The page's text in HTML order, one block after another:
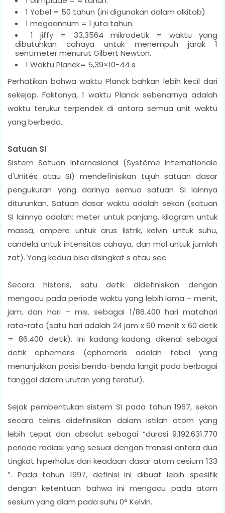
1 Yobel = 50 tahun (ini digunakan dalam alkitab)
1 megaannum = 1 juta tahun.
1 jiffy = 33,3564 mikrodetik = waktu yang
dibutuhkan cahaya untuk menempuh jarak 1
sentimeter menurut Gilbert Newton.
1 Waktu Planck= 5,39×10-44 s
Perhatikan bahwa waktu Planck bahkan lebih kecil dari
sekejap. Faktanya, 1 waktu Planck sebenarnya adalah
waktu terukur terpendek di antara semua unit waktu
yang berbeda.
Satuan SI
Sistem Satuan Internasional (Système Internationale
d'Unités atau SI) mendefinisikan tujuh satuan dasar
pengukuran yang darinya semua satuan SI lainnya
diturunkan. Satuan dasar waktu adalah sekon (satuan
SI lainnya adalah: meter untuk panjang, kilogram untuk
massa, ampere untuk arus listrik, kelvin untuk suhu,
candela untuk intensitas cahaya, dan mol untuk jumlah
zat). Yang kedua bisa disingkat s atau sec.
Secara historis, satu detik didefinisikan dengan
mengacu pada periode waktu yang lebih lama – menit,
jam, dan hari – mis. sebagai 1/86.400 hari matahari
rata-rata (satu hari adalah 24 jam x 60 menit x 60 detik
= 86.400 detik). Ini kadang-kadang dikenal sebagai
detik ephemeris (ephemeris adalah tabel yang
menunjukkan posisi benda-benda langit pada berbagai
tanggal dalam urutan yang teratur).
Sejak pembentukan sistem SI pada tahun 1967, sekon
secara teknis didefinisikan dalam istilah atom yang
lebih tepat dan absolut sebagai “durasi 9.192.631.770
periode radiasi yang sesuai dengan transisi antara dua
tingkat hiperhalus dari keadaan dasar atom cesium 133
”. Pada tahun 1997, definisi ini dibuat lebih spesifik
dengan ketentuan bahwa ini mengacu pada atom
sesium yang diam pada suhu 0° Kelvin.